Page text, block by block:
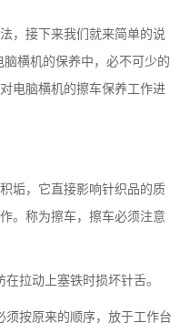
接下来我们就来简单的说
横机的保养中，必不可少的
电脑横机的擦车保养工作进
，它直接影响针织品的质
。称为擦车，擦车必须注意
拉动上塞铁时损坏针舌。
按原来的顺序，放于工作台